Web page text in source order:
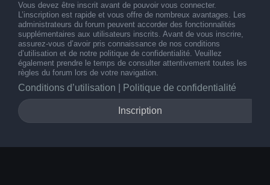
Vous devez être inscrit avant de pouvoir vous connecter.
L’inscription est rapide et vous offre de nombreux avantages. Les
administrateurs du forum peuvent accorder des fonctionnalités
supplémentaires aux utilisateurs inscrits. Avant de vous inscrire,
assurez-vous d’avoir pris connaissance de nos conditions
d’utilisation et de notre politique de confidentialité. Veuillez
également prendre le temps de consulter attentivement toutes les
règles du forum lors de votre navigation.
Conditions d’utilisation Politique de confidentialité
Inscription